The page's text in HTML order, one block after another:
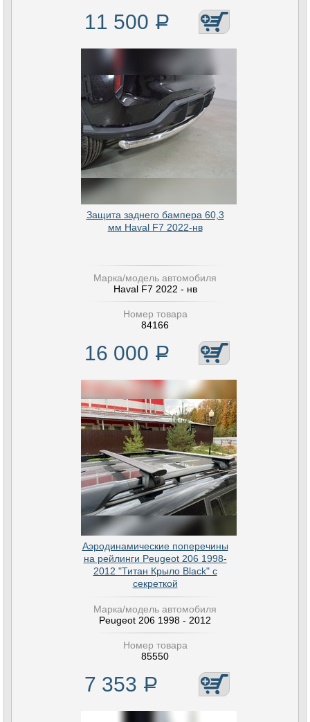
11 500 Р
Защита заднего бампера 60,3
мм Haval F7 2022-нв
Марка/модель автомобиля
Haval F7 2022 - нв
Номер товара
84166
16 000 Р
Аэродинамические поперечины
на рейлинги Peugeot 206 1998-
2012 "Титан Крыло Black" с
секреткой
Марка/модель автомобиля
Peugeot 206 1998 - 2012
Номер товара
85550
7 353 Р